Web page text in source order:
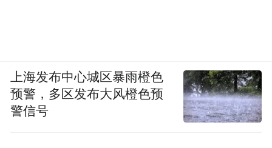
上海发布中心城区暴雨橙色
预警，多区发布大风橙色预
警信号